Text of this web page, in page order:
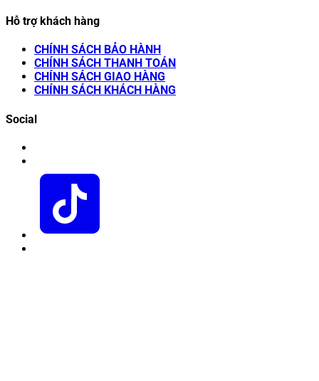
Hỗ trợ khách hàng
CHÍNH SÁCH BẢO HÀNH
CHÍNH SÁCH THANH TOÁN
CHÍNH SÁCH GIAO HÀNG
CHÍNH SÁCH KHÁCH HÀNG
Social